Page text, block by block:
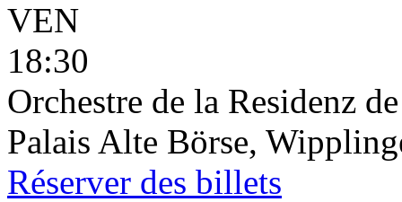
VEN
18:30
Orchestre de la Residenz
Palais Alte Börse,
Réserver des billets